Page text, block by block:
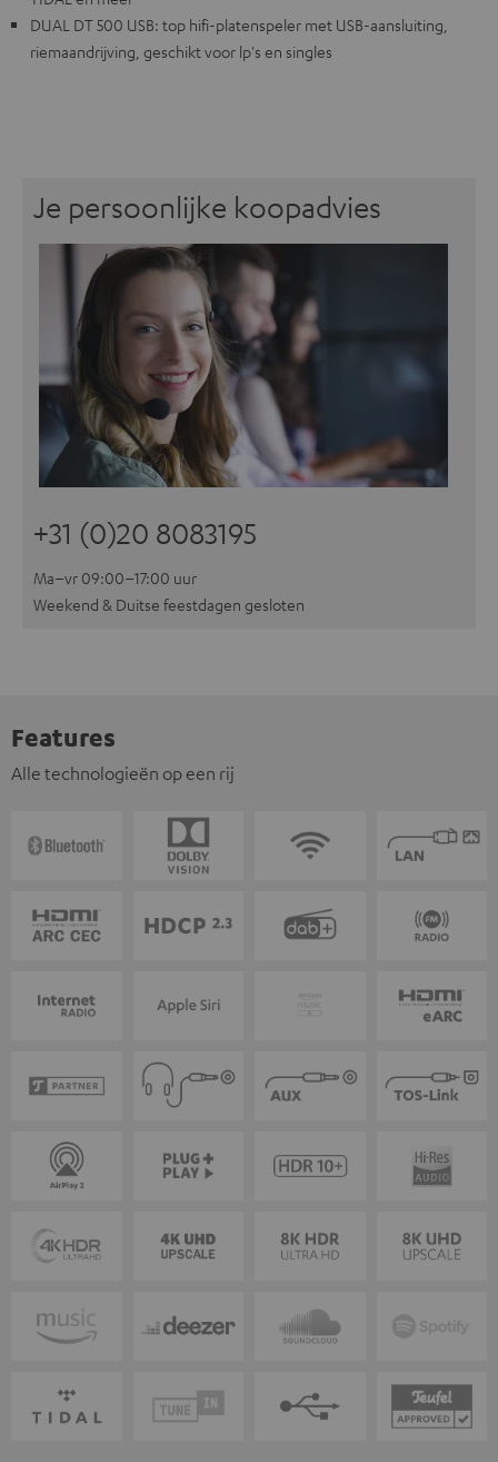
DUAL DT 500 USB: top hifi-platenspeler met USB-aansluiting,
riemaandrijving, geschikt voor lp's en singles
Je persoonlijke koopadvies
+31 (0)20 8083195
Ma–vr 09:00–17:00 uur
Weekend & Duitse feestdagen gesloten
Features
Alle technologieën op een rij